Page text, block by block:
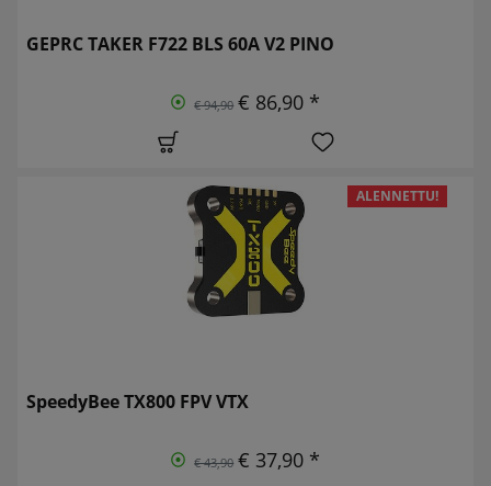
GEPRC TAKER F722 BLS 60A V2 PINO
€ 94,90 € 86,90 *
ALENNETTU!
SpeedyBee TX800 FPV VTX
€ 43,90 € 37,90 *